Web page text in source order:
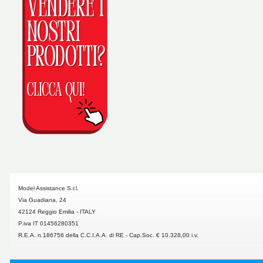
Model Assistance S.r.l.
Via Guadiana, 24
42124 Reggio Emilia - ITALY
P.iva IT 01456280351
R.E.A. n.186756 della C.C.I.A.A. di RE - Cap.Soc. € 10.328,00 i.v.